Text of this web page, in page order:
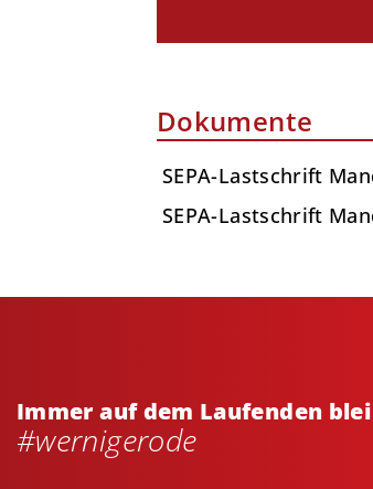
Dokumente
SEPA-Lastschrift
SEPA-Lastschrift
Immer auf dem Laufenden
#wernigerode